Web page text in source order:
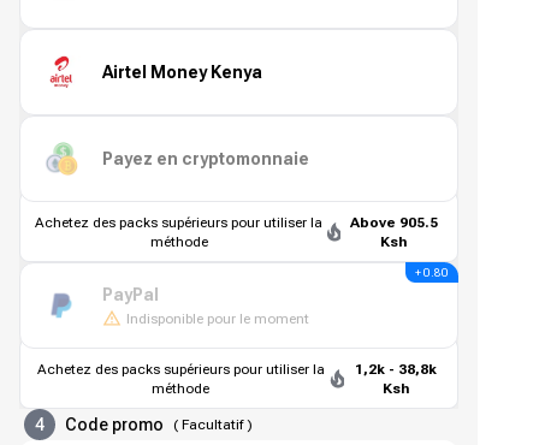
Airtel Money Kenya
Payez en cryptomonnaie
Achetez des packs supérieurs pour utiliser la
méthode
Above 905.5
Ksh
PayPal
Indisponible pour le moment
+ 0.80
Achetez des packs supérieurs pour utiliser la
méthode
1,2k - 38,8k
Ksh
4 Code promo ( Facultatif)